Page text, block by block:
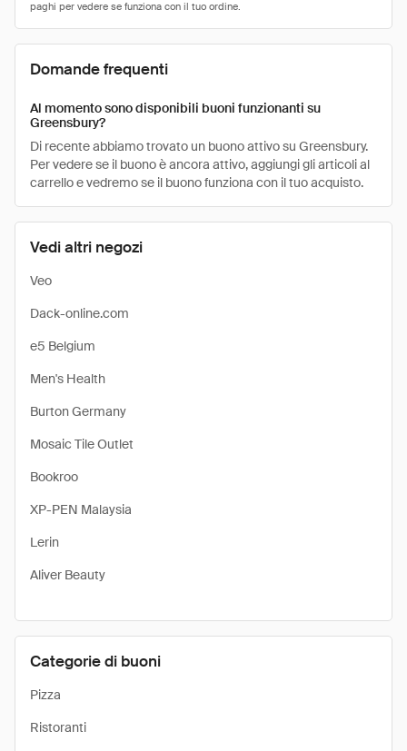
Vedi altri negozi
Veo
Dack-online.com
e5 Belgium
Men's Health
Burton Germany
Mosaic Tile Outlet
Bookroo
XP-PEN Malaysia
Lerin
Aliver Beauty
Categorie di buoni
Pizza
Ristoranti
Domande frequenti
Al momento sono disponibili buoni funzionanti su
Greensbury?
Di recente abbiamo trovato un buono attivo su Greensbury.
Per vedere se il buono è ancora attivo, aggiungi gli articoli al
carrello e vedremo se il buono funziona con il tuo acquisto.